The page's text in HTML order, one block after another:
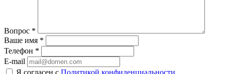
Вопрос *
Ваше имя *
Телефон *
E-mail
Я согласен с Политикой конфиденциальности,